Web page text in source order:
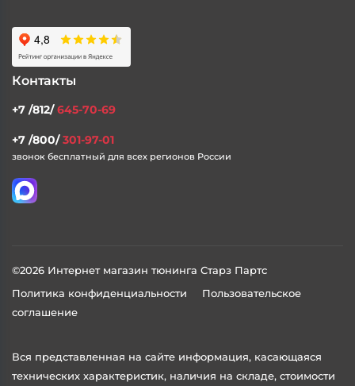
Контакты
+7 /812/645-70-69
+7 /800/301-97-01
звонок бесплатный для всех регионов России
©2026 Интернет магазин тюнинга Старз Партс
Политика конфиденциальности
Пользовательское
соглашение
Вся представленная на сайте информация, касающаяся
технических характеристик, наличия на складе, стоимости